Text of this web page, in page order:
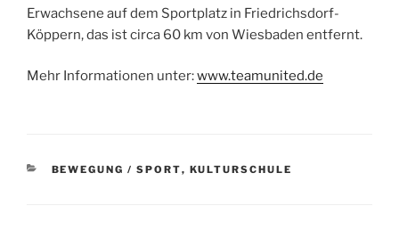
Erwachsene auf dem Sportplatz in Friedrichsdorf-
Köppern, das ist circa 60 km von Wiesbaden entfernt.
Mehr Informationen unter:www.teamunited.de
KATEGORIEN
BEWEGUNG / SPORT, KULTURSCHULE